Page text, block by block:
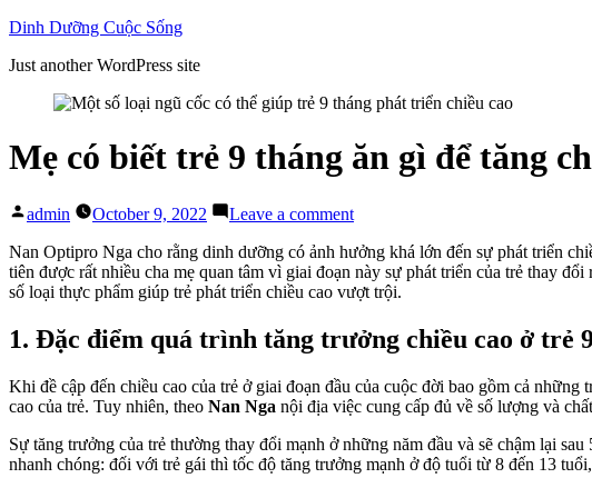
Skip
content
Dinh Dưỡng Cuộc Sống
Just another WordPress site
Mẹ có biết trẻ 9 tháng ăn gì để tăng
Posted
admin October 9, 2022 Leave a commenton
có
biết
trẻ
tháng
ăn
để
tăng
cao?
Nan Optipro Nga cho rằng dinh dưỡng có ảnh hưởng khá lớn đến sự phát triển
tiên được rất nhiều cha mẹ quan tâm vì giai đoạn này sự phát triển của trẻ thay
số loại thực phẩm giúp trẻ phát triển chiều cao vượt trội.
1. Đặc điểm quá trình tăng trưởng chiều cao ở trẻ
Khi đề cập đến chiều cao của trẻ ở giai đoạn đầu của cuộc đời bao gồm cả
cao của trẻ. Tuy nhiên, theo Nan Nga nội địa việc cung cấp đủ về số lượng và
Sự tăng trưởng của trẻ thường thay đổi mạnh ở những năm đầu và sẽ chậm lại
nhanh chóng: đối với trẻ gái thì tốc độ tăng trưởng mạnh ở độ tuổi từ 8 đến 13